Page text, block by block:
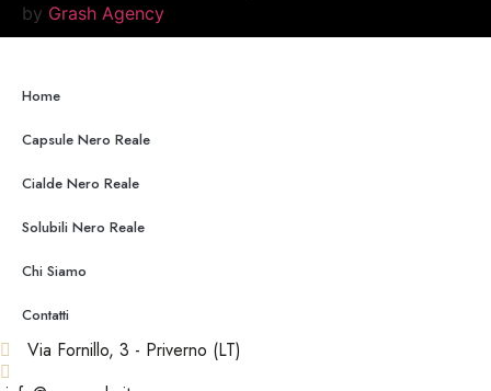
by Grash Agency
Home
Capsule Nero Reale
Cialde Nero Reale
Solubili Nero Reale
Chi Siamo
Contatti
Via Fornillo, 3 - Priverno (LT)